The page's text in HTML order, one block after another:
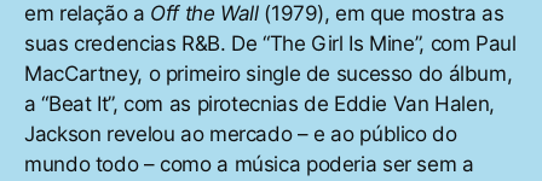
em relação a Off the Wall(1979), em que mostra as
suas credencias R&B. De “The Girl Is Mine”, com Paul
MacCartney, o primeiro single de sucesso do álbum,
a “Beat It”, com as pirotecnias de Eddie Van Halen,
Jackson revelou ao mercado – e ao público do
mundo todo – como a música poderia ser sem a